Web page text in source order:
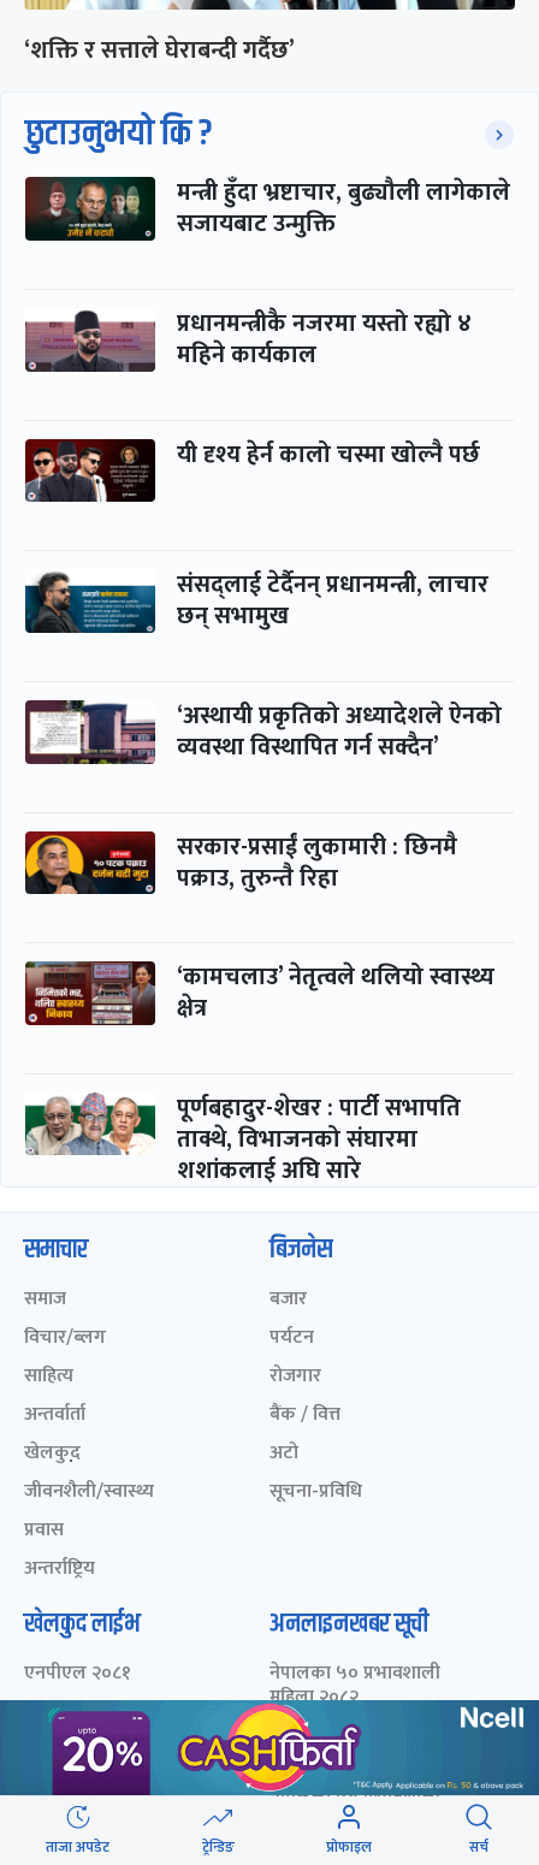
‘शक्ति र सत्ताले घेराबन्दी गर्दैछ’
छुटाउनुभयो कि ?
मन्त्री हुँदा भ्रष्टाचार, बुढ्यौली लागेकाले
सजायबाट उन्मुक्ति
प्रधानमन्त्रीकै नजरमा यस्तो रह्यो ४
महिने कार्यकाल
यी दृश्य हेर्न कालो चस्मा खोल्नै पर्छ
संसद्लाई टेर्दैनन् प्रधानमन्त्री, लाचार
छन् सभामुख
‘अस्थायी प्रकृतिको अध्यादेशले ऐनको
व्यवस्था विस्थापित गर्न सक्दैन’
सरकार-प्रसाईं लुकामारी : छिनमै
पक्राउ, तुरुन्तै रिहा
‘कामचलाउ’ नेतृत्वले थलियो स्वास्थ्य
क्षेत्र
पूर्णबहादुर-शेखर : पार्टी सभापति
ताक्थे, विभाजनको संघारमा
शशांकलाई अघि सारे
ताजा अपडेट ट्रेन्डिङ प्रोफाइल सर्च
समाचार
समाज
विचार/ब्लग
साहित्य
अन्तर्वार्ता
खेलकुद़़
जीवनशैली/स्वास्थ्य
प्रवास
अन्तर्राष्ट्रिय
बिजनेस
बजार
पर्यटन
रोजगार
बैंक / वित्त
अटो
सूचना-प्रविधि
खेलकुद लाईभ
एनपीएल २०८१
ICC Men T20 World Cup
2024
IPL 2024
Aaha RARA Pokhara
gold cup
अनलाइनखबर सूची
नेपालका ५० प्रभावशाली
महिला २०८२
नेपालका ५० प्रभावशाली
महिला २०८१
नेपालका ५० प्रभावशाली
महिला २०८०